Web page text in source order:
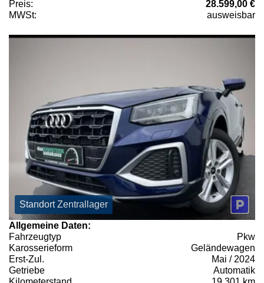
Preis:
28.599,00 €
MWSt:
ausweisbar
Standort Zentrallager
Allgemeine Daten:
Fahrzeugtyp
Pkw
Karosserieform
Geländewagen
Erst-Zul.
Mai / 2024
Getriebe
Automatik